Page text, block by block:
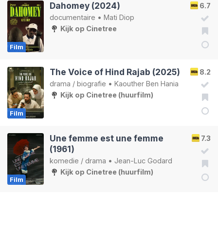
Film
6.7
Dahomey (2024)
documentaire • Mati Diop
Kijk op Cinetree
Film
8.2
The Voice of Hind Rajab (2025)
drama / biografie • Kaouther Ben Hania
Kijk op Cinetree (huurfilm)
Film
7.3
Une femme est une femme
(1961)
komedie / drama • Jean-Luc Godard
Kijk op Cinetree (huurfilm)